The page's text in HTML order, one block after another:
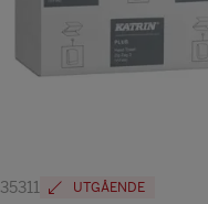
35311 UTGÅENDE